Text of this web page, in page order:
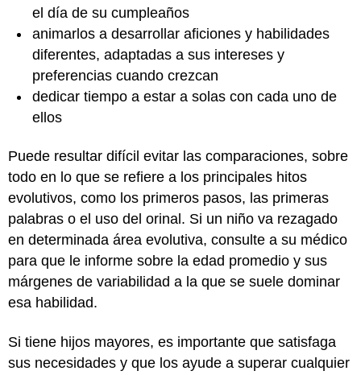
el día de su cumpleaños
animarlos a desarrollar aficiones y habilidades
diferentes, adaptadas a sus intereses y
preferencias cuando crezcan
dedicar tiempo a estar a solas con cada uno de
ellos
Puede resultar difícil evitar las comparaciones, sobre
todo en lo que se refiere a los principales hitos
evolutivos, como los primeros pasos, las primeras
palabras o el uso del orinal. Si un niño va rezagado
en determinada área evolutiva, consulte a su médico
para que le informe sobre la edad promedio y sus
márgenes de variabilidad a la que se suele dominar
esa habilidad.
Si tiene hijos mayores, es importante que satisfaga
sus necesidades y que los ayude a superar cualquier